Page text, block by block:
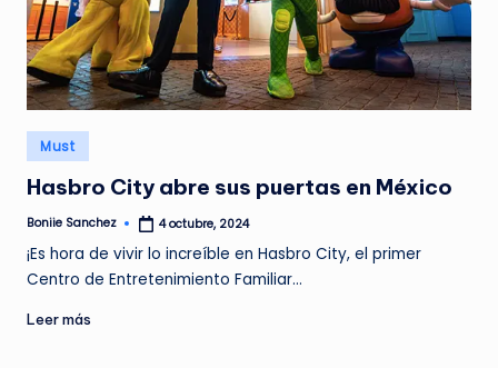
A
Z
I
N
E
Publicado
en
Must
Hasbro City abre sus puertas en México
Publicado
Boniie Sanchez 4 octubre, 2024
¡Es hora de vivir lo increíble en Hasbro City, el primer
Centro de Entretenimiento Familiar…
Leer más